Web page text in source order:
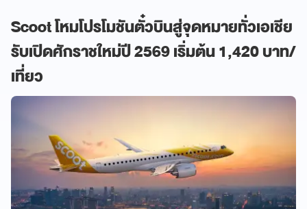
Scoot โหมโปรโมชันตั๋วบินสู่จุดหมายทั่วเอเชีย
รับเปิดศักราชใหม่ปี 2569 เริ่มต้น 1,420 บาท/
เที่ยว